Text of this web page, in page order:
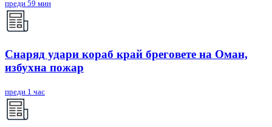
преди 59 мин
Снаряд удари кораб край бреговете на Оман,
избухна пожар
преди 1 час